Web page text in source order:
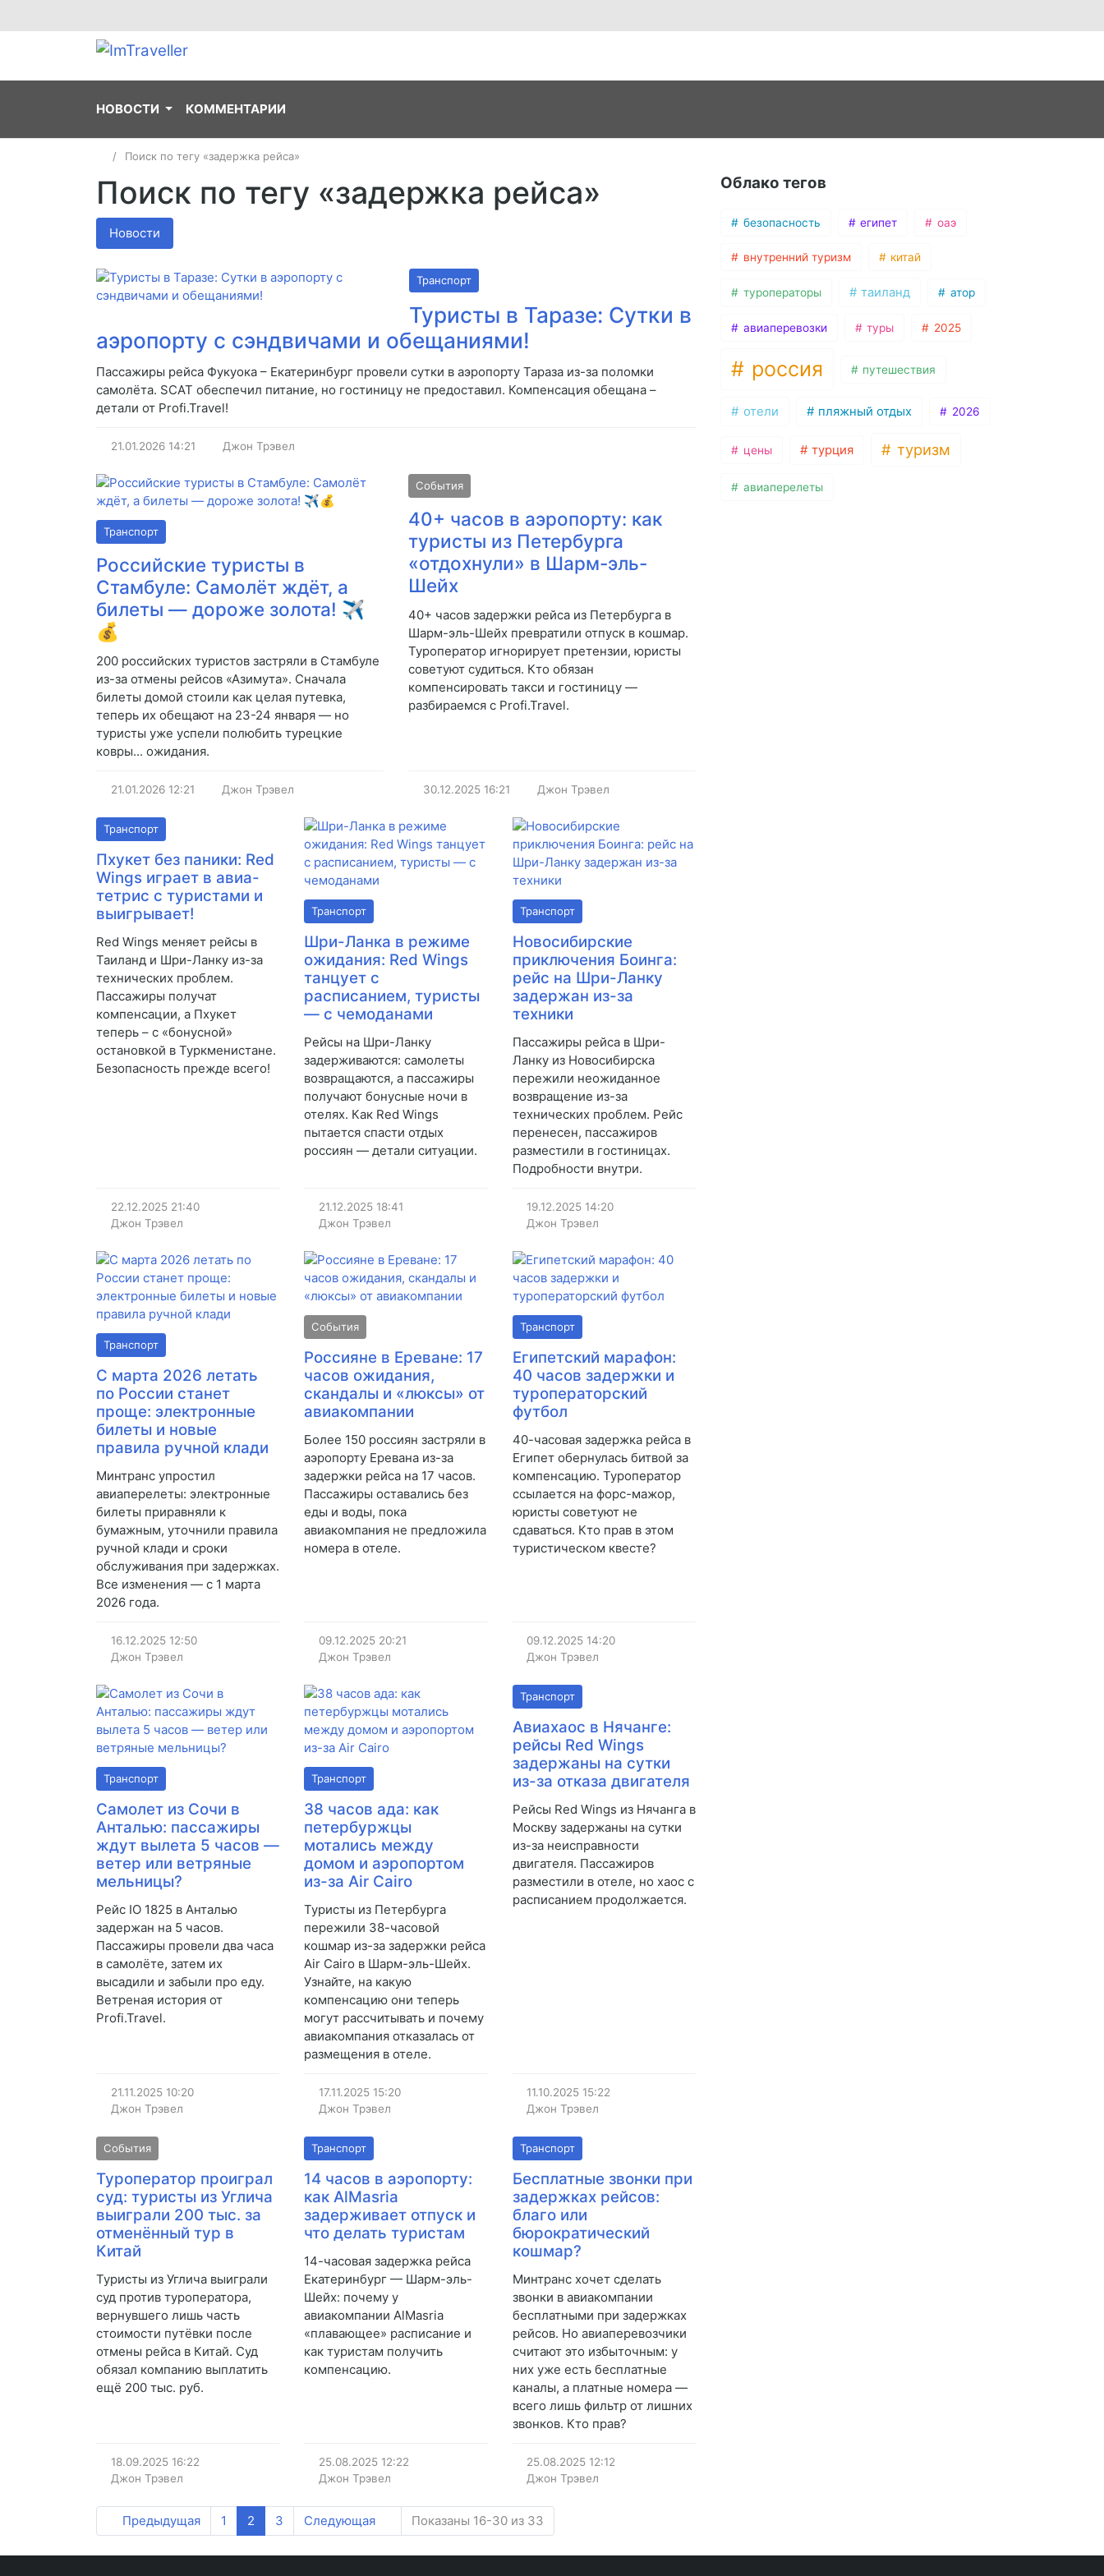
НОВОСТИ КОММЕНТАРИИ
Поиск по тегу «задержка рейса»
Поиск по тегу «задержка рейса»
Новости
Транспорт
Туристы в Таразе: Сутки в
аэропорту с сэндвичами и обещаниями!
Пассажиры рейса Фукуока – Екатеринбург провели сутки в аэропорту Тараза из-за поломки
самолёта. SCAT обеспечил питание, но гостиницу не предоставил. Компенсация обещана –
детали от Profi.Travel!
21.01.2026 14:21 Джон Трэвел
Транспорт
Российские туристы в
Стамбуле: Самолёт ждёт, а
билеты — дороже золота! ✈️
💰
200 российских туристов застряли в Стамбуле
из-за отмены рейсов «Азимута». Сначала
билеты домой стоили как целая путевка,
теперь их обещают на 23-24 января — но
туристы уже успели полюбить турецкие
ковры... ожидания.
21.01.2026 12:21 Джон Трэвел
События
40+ часов в аэропорту: как
туристы из Петербурга
«отдохнули» в Шарм-эль-
Шейх
40+ часов задержки рейса из Петербурга в
Шарм-эль-Шейх превратили отпуск в кошмар.
Туроператор игнорирует претензии, юристы
советуют судиться. Кто обязан
компенсировать такси и гостиницу —
разбираемся с Profi.Travel.
30.12.2025 16:21 Джон Трэвел
Транспорт
Пхукет без паники: Red
Wings играет в авиа-
тетрис с туристами и
выигрывает!
Red Wings меняет рейсы в
Таиланд и Шри-Ланку из-за
технических проблем.
Пассажиры получат
компенсации, а Пхукет
теперь – с «бонусной»
остановкой в Туркменистане.
Безопасность прежде всего!
22.12.2025 21:40
Джон Трэвел
Транспорт
Шри-Ланка в режиме
ожидания: Red Wings
танцует с
расписанием, туристы
— с чемоданами
Рейсы на Шри-Ланку
задерживаются: самолеты
возвращаются, а пассажиры
получают бонусные ночи в
отелях. Как Red Wings
пытается спасти отдых
россиян — детали ситуации.
21.12.2025 18:41
Джон Трэвел
Транспорт
Новосибирские
приключения Боинга:
рейс на Шри-Ланку
задержан из-за
техники
Пассажиры рейса в Шри-
Ланку из Новосибирска
пережили неожиданное
возвращение из-за
технических проблем. Рейс
перенесен, пассажиров
разместили в гостиницах.
Подробности внутри.
19.12.2025 14:20
Джон Трэвел
Транспорт
С марта 2026 летать
по России станет
проще: электронные
билеты и новые
правила ручной клади
Минтранс упростил
авиаперелеты: электронные
билеты приравняли к
бумажным, уточнили правила
ручной клади и сроки
обслуживания при задержках.
Все изменения — с 1 марта
2026 года.
16.12.2025 12:50
Джон Трэвел
События
Россияне в Ереване: 17
часов ожидания,
скандалы и «люксы» от
авиакомпании
Более 150 россиян застряли в
аэропорту Еревана из-за
задержки рейса на 17 часов.
Пассажиры оставались без
еды и воды, пока
авиакомпания не предложила
номера в отеле.
09.12.2025 20:21
Джон Трэвел
Транспорт
Египетский марафон:
40 часов задержки и
туроператорский
футбол
40-часовая задержка рейса в
Египет обернулась битвой за
компенсацию. Туроператор
ссылается на форс-мажор,
юристы советуют не
сдаваться. Кто прав в этом
туристическом квесте?
09.12.2025 14:20
Джон Трэвел
Транспорт
Самолет из Сочи в
Анталью: пассажиры
ждут вылета 5 часов —
ветер или ветряные
мельницы?
Рейс IO 1825 в Анталью
задержан на 5 часов.
Пассажиры провели два часа
в самолёте, затем их
высадили и забыли про еду.
Ветреная история от
Profi.Travel.
21.11.2025 10:20
Джон Трэвел
Транспорт
38 часов ада: как
петербуржцы
мотались между
домом и аэропортом
из-за Air Cairo
Туристы из Петербурга
пережили 38-часовой
кошмар из-за задержки рейса
Air Cairo в Шарм-эль-Шейх.
Узнайте, на какую
компенсацию они теперь
могут рассчитывать и почему
авиакомпания отказалась от
размещения в отеле.
17.11.2025 15:20
Джон Трэвел
Транспорт
Авиахаос в Нячанге:
рейсы Red Wings
задержаны на сутки
из-за отказа двигателя
Рейсы Red Wings из Нячанга в
Москву задержаны на сутки
из-за неисправности
двигателя. Пассажиров
разместили в отеле, но хаос с
расписанием продолжается.
11.10.2025 15:22
Джон Трэвел
События
Туроператор проиграл
суд: туристы из Углича
выиграли 200 тыс. за
отменённый тур в
Китай
Туристы из Углича выиграли
суд против туроператора,
вернувшего лишь часть
стоимости путёвки после
отмены рейса в Китай. Суд
обязал компанию выплатить
ещё 200 тыс. руб.
18.09.2025 16:22
Джон Трэвел
Транспорт
14 часов в аэропорту:
как AlMasria
задерживает отпуск и
что делать туристам
14-часовая задержка рейса
Екатеринбург — Шарм-эль-
Шейх: почему у
авиакомпании AlMasria
«плавающее» расписание и
как туристам получить
компенсацию.
25.08.2025 12:22
Джон Трэвел
Транспорт
Бесплатные звонки при
задержках рейсов:
благо или
бюрократический
кошмар?
Минтранс хочет сделать
звонки в авиакомпании
бесплатными при задержках
рейсов. Но авиаперевозчики
считают это избыточным: у
них уже есть бесплатные
каналы, а платные номера —
всего лишь фильтр от лишних
звонков. Кто прав?
25.08.2025 12:12
Джон Трэвел
Предыдущая 1 2 3 Следующая Показаны 16-30 из 33
Облако тегов
безопасность египет оаэ
внутренний туризм китай
туроператоры таиланд атор
авиаперевозки туры 2025
россия путешествия
отели пляжный отдых 2026
цены турция туризм
авиаперелеты